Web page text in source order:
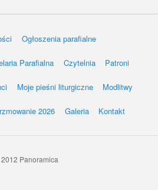
Ogłoszenia parafialne
Parafialna Czytelnia Patroni
Moje pieśni liturgiczne Modlitwy
2026 Galeria Kontakt
Panoramica